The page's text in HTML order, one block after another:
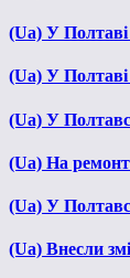
(Ua) У Полтаві
(Ua) У Полтаві
(Ua) У
(Ua) На ремонт
(Ua) У
(Ua) Внесли